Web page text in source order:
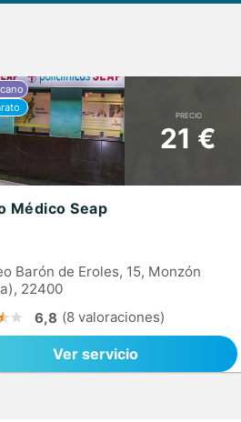
PRECIO
21 €
Médico Seap
Barón de Eroles, 15, Monzón
22400
6,8 (8 valoraciones)
Ver servicio